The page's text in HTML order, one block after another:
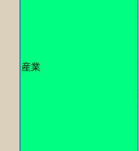
産業